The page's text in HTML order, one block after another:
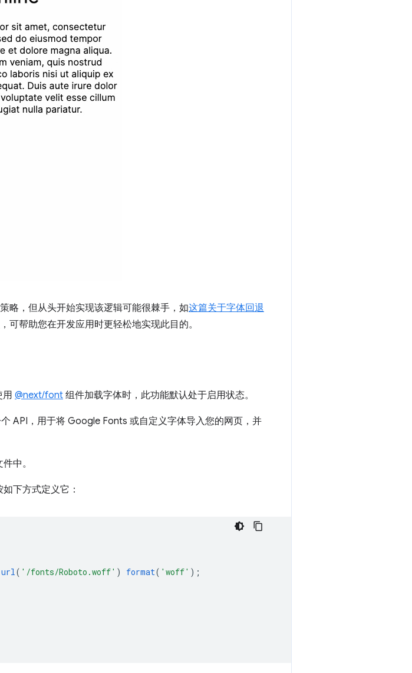
略，但从头开始实现该逻辑可能很棘手，如这篇关于字体回退
帮助您在开发应用时更轻松地实现此目的。
用 @next/font 组件加载字体时，此功能默认处于启用状态。
API，用于将 Google Fonts 或自定义字体导入您的网页，并
中。
下方式定义它：
url( '/fonts/Roboto.woff' ) format( 'woff' );